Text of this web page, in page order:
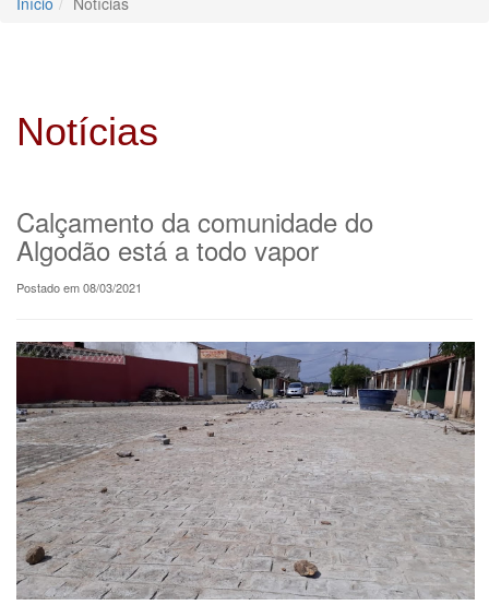
Notícias
Calçamento da comunidade do
Algodão está a todo vapor
Postado em 08/03/2021